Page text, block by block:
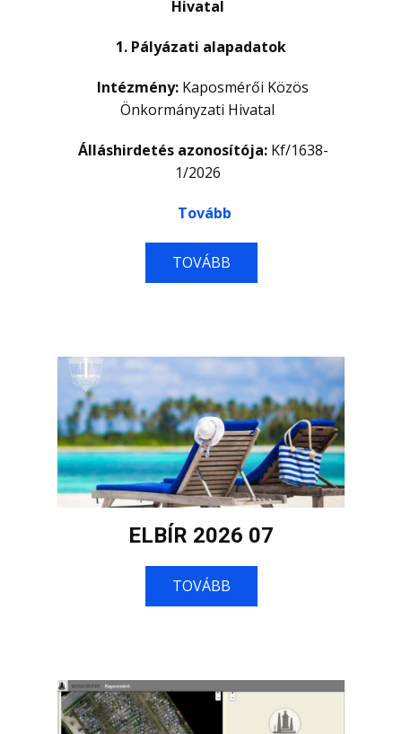
Hivatal
1. Pályázati alapadatok
Intézmény: Kaposmérői Közös
Önkormányzati Hivatal
Álláshirdetés azonosítója:Kf/1638-
1/2026
Tovább
TOVÁBB
ELBÍR 2026 07
TOVÁBB